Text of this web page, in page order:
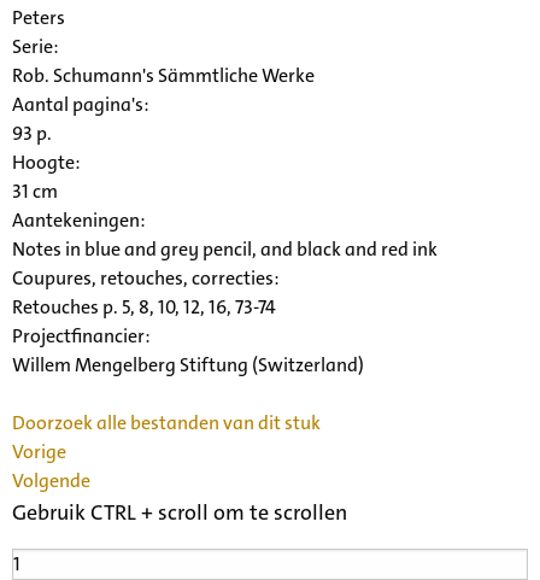
Peters
Serie:
Rob. Schumann's Sämmtliche Werke
Aantal pagina's:
93 p.
Hoogte:
31 cm
Aantekeningen:
Notes in blue and grey pencil, and black and red ink
Coupures, retouches, correcties:
Retouches p. 5, 8, 10, 12, 16, 73-74
Projectfinancier:
Willem Mengelberg Stiftung (Switzerland)
Doorzoek alle bestanden van dit stuk
Vorige
Volgende
Gebruik CTRL + scroll om te scrollen